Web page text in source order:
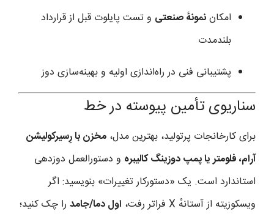
امکاننمونهٔ صنعتی و تست پایلوت قبل از قرارداد
بلندمدت
پشتیبانی فنی در راه‌اندازی اولیه و بهینه‌سازی دوز
سناریوی تأمین پیوسته در خط
برای کارخانجات پرتولید، بهترین مدل، مخزن با رِسیرکولیشن
آرام، فلومتر یا پمپ دوزینگ کالیبره و دستورالعمل دوزدهی
استاندارد است. یک «دستورکار تغییرات» بنویسید: اگر
ویسکوزیته از آستانهٔ X فراتر رفت،
اول دما/جامد را چک کنید؛